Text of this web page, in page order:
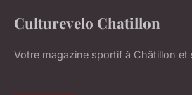
Culturevelo Chatillon
Votre magazine sportif à Châtillon et